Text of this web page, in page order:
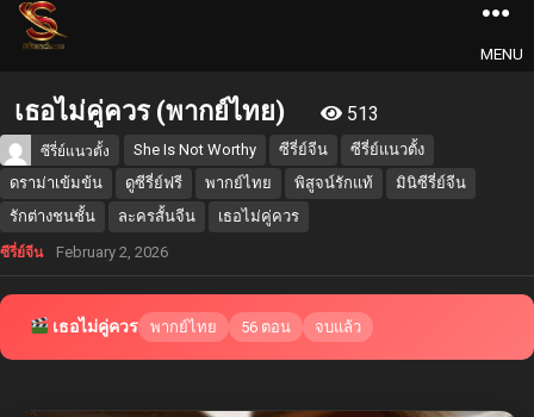
MENU
เธอไม่คู่ควร (พากย์ไทย) 513
ซีรี่ย์แนวตั้ง She Is Not Worthy ซีรี่ย์จีน
ซีรี่ย์แนวตั้ง
ดราม่าเข้มข้น
ดูซีรี่ย์ฟรี พากย์ไทย พิสูจน์รักแท้
มินิซีรี่ย์จีน
รักต่างชนชั้น
ละครสั้นจีน เธอไม่คู่ควร
ซีรี่ย์จีน February 2, 2026
เธอไม่คู่ควร พากย์ไทย 56 ตอน จบแล้ว